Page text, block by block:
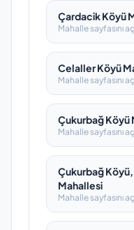
Çardacik Köyü
Mahalle sayfasını aç
Celaller Köyü
Mahalle sayfasını aç
Çukurbağ Köyü
Mahalle sayfasını aç
Çukurbağ
Mahallesi
Mahalle sayfasını aç